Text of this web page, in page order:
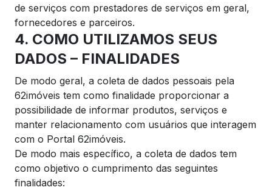
de serviços com prestadores de serviços em geral,
fornecedores e parceiros.
4. COMO UTILIZAMOS SEUS
DADOS – FINALIDADES
De modo geral, a coleta de dados pessoais pela
62imóveis tem como finalidade proporcionar a
possibilidade de informar produtos, serviços e
manter relacionamento com usuários que interagem
com o Portal 62imóveis.
De modo mais específico, a coleta de dados tem
como objetivo o cumprimento das seguintes
finalidades: